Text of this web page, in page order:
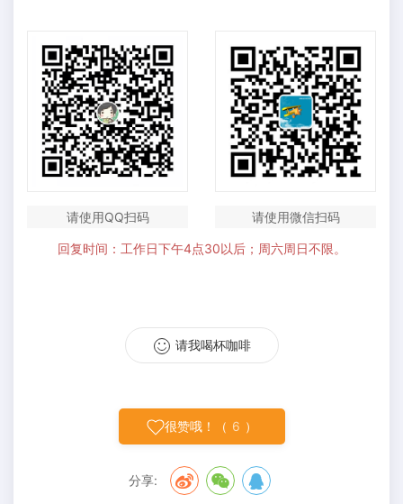
请使用QQ扫码 请使用微信扫码
回复时间：工作日下午4点30以后；周六周日不限。
请我喝杯咖啡
很赞哦！（ 6 ）
分享: